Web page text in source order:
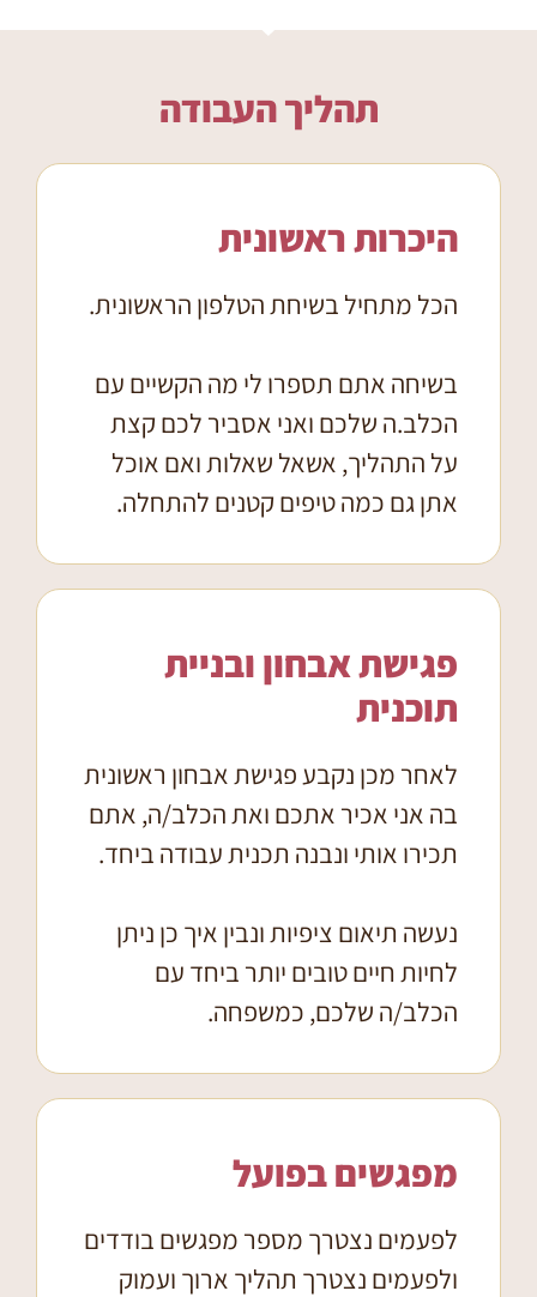
תהליך העבודה
היכרות ראשונית
הכל מתחיל בשיחת הטלפון הראשונית.
בשיחה אתם תספרו לי מה הקשיים עם
הכלב.ה שלכם ואני אסביר לכם קצת
על התהליך, אשאל שאלות ואם אוכל
אתן גם כמה טיפים קטנים להתחלה.
פגישת אבחון ובניית
תוכנית
לאחר מכן נקבע פגישת אבחון ראשונית
בה אני אכיר אתכם ואת הכלב/ה, אתם
תכירו אותי ונבנה תכנית עבודה ביחד.
נעשה תיאום ציפיות ונבין איך כן ניתן
לחיות חיים טובים יותר ביחד עם
הכלב/ה שלכם, כמשפחה.
מפגשים בפועל
לפעמים נצטרך מספר מפגשים בודדים
ולפעמים נצטרך תהליך ארוך ועמוק